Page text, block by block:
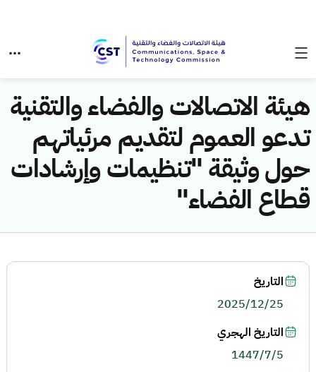
هيئة الاتصالات والفضاء والتقنية
تدعو العموم لتقديم مرئياتهم
حول وثيقة "تنظيمات وإرشادات
قطاع الفضاء"
التاريخ
2025/12/25
التاريخ الهجري
1447/7/5